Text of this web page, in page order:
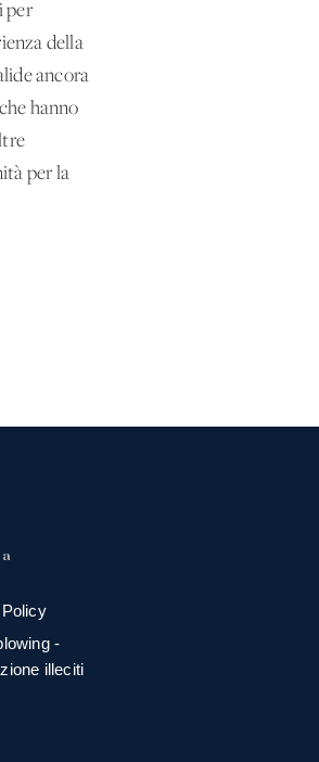
per
della
ancora
hanno
per la
-
illeciti